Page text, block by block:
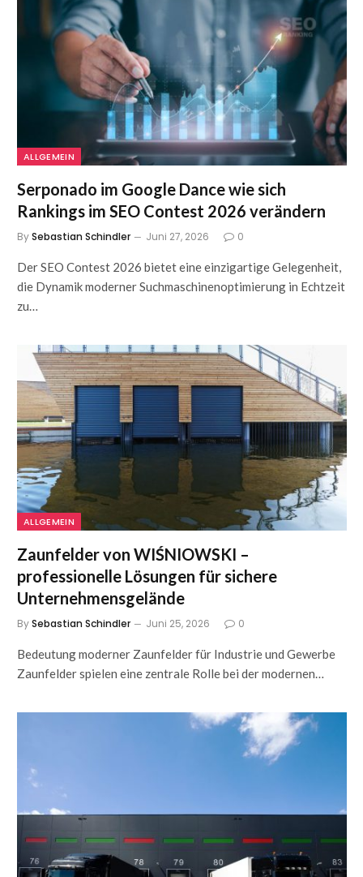
ALLGEMEIN
Serponado im Google Dance wie sich
Rankings im SEO Contest 2026 verändern
BySebastian Schindler Juni 27, 2026 0
Der SEO Contest 2026 bietet eine einzigartige Gelegenheit,
die Dynamik moderner Suchmaschinenoptimierung in Echtzeit
zu…
ALLGEMEIN
Zaunfelder von WIŚNIOWSKI –
professionelle Lösungen für sichere
Unternehmensgelände
BySebastian Schindler Juni 25, 2026 0
Bedeutung moderner Zaunfelder für Industrie und Gewerbe
Zaunfelder spielen eine zentrale Rolle bei der modernen…